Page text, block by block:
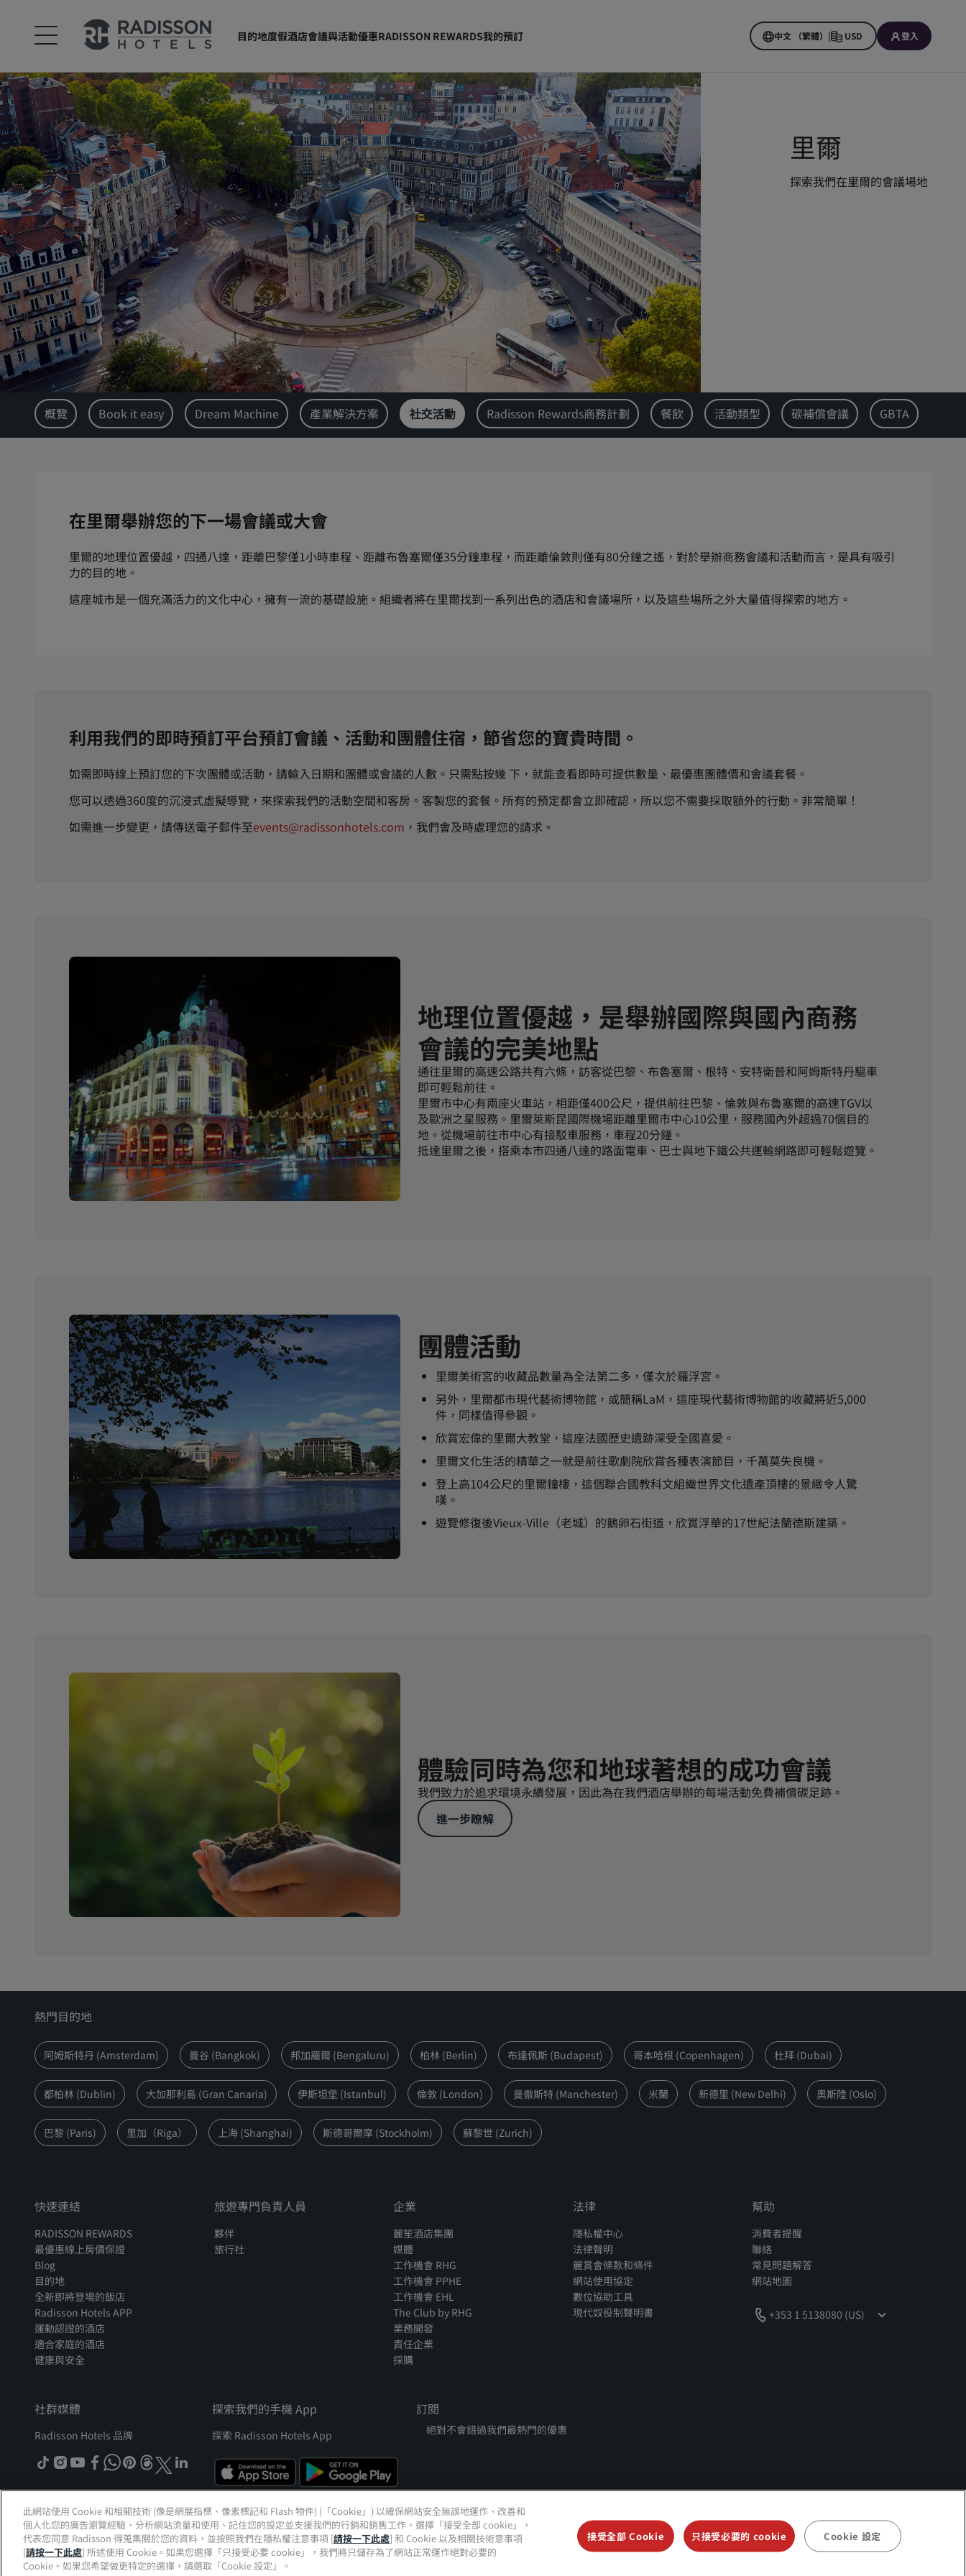
目的地度假酒店會議與活動優惠RADISSON REWARDS我的預訂 中文 （繁體） | USD 登入
里爾
探索我們在里爾的會議場地
概覽 Book it easy Dream Machine 產業解決方案 社交活動 Radisson Rewards商務計劃 餐飲 活動類型 碳補償會議 GBTA
在里爾舉辦您的下一場會議或大會
里爾的地理位置優越，四通八達，距離巴黎僅1小時車程、距離布魯塞爾僅35分鐘車程，而距離倫敦則僅有80分鐘之遙，對於舉辦商務會議和活動而言，是具有吸引
力的目的地。
這座城市是一個充滿活力的文化中心，擁有一流的基礎設施。組織者將在里爾找到一系列出色的酒店和會議場所，以及這些場所之外大量值得探索的地方。
利用我們的即時預訂平台預訂會議、活動和團體住宿，節省您的寶貴時間。
如需即時線上預訂您的下次團體或活動，請輸入日期和團體或會議的人數。只需點按幾 下，就能查看即時可提供數量、最優惠團體價和會議套餐。
您可以透過360度的沉浸式虛擬導覽，來探索我們的活動空間和客房。客製您的套餐。所有的預定都會立即確認，所以您不需要採取額外的行動。非常簡單！
如需進一步變更，請傳送電子郵件至events@radissonhotels.com ，我們會及時處理您的請求。
地理位置優越，是舉辦國際與國內商務
會議的完美地點
通往里爾的高速公路共有六條，訪客從巴黎、布魯塞爾、根特、安特衛普和阿姆斯特丹驅車
即可輕鬆前往。
里爾市中心有兩座火車站，相距僅400公尺，提供前往巴黎、倫敦與布魯塞爾的高速TGV以
及歐洲之星服務。里爾萊斯昆國際機場距離里爾市中心10公里，服務國內外超過70個目的
地。從機場前往市中心有接駁車服務，車程20分鐘。
抵達里爾之後，搭乘本市四通八達的路面電車、巴士與地下鐵公共運輸網路即可輕鬆遊覽。
團體活動
里爾美術宮的收藏品數量為全法第二多，僅次於羅浮宮。
另外，里爾都市現代藝術博物館，或簡稱LaM，這座現代藝術博物館的收藏將近5,000
件，同樣值得參觀。
欣賞宏偉的里爾大教堂，這座法國歷史遺跡深受全國喜愛。
里爾文化生活的精華之一就是前往歌劇院欣賞各種表演節目，千萬莫失良機。
登上高104公尺的里爾鐘樓，這個聯合國教科文組織世界文化遺產頂樓的景緻令人驚
嘆。
遊覽修復後Vieux-Ville（老城）的鵝卵石街道，欣賞浮華的17世紀法蘭德斯建築。
體驗同時為您和地球著想的成功會議
我們致力於追求環境永續發展，因此為在我們酒店舉辦的每場活動免費補償碳足跡。
進一步瞭解
熱門目的地
阿姆斯特丹 (Amsterdam) 曼谷 (Bangkok) 邦加羅爾 (Bengaluru) 柏林 (Berlin) 布達佩斯 (Budapest) 哥本哈根 (Copenhagen) 杜拜 (Dubai)
都柏林 (Dublin) 大加那利島 (Gran Canaria) 伊斯坦堡 (Istanbul) 倫敦 (London) 曼徹斯特 (Manchester) 米蘭 新德里 (New Delhi) 奧斯陸 (Oslo)
巴黎 (Paris) 里加（Riga） 上海 (Shanghai) 斯德哥爾摩 (Stockholm) 蘇黎世 (Zurich)
快速連結
RADISSON REWARDS
最優惠線上房價保證
Blog
目的地
全新即將登場的飯店
Radisson Hotels APP
運動認證的酒店
適合家庭的酒店
健康與安全
旅遊專門負責人員
夥伴
旅行社
企業
麗笙酒店集團
媒體
工作機會 RHG
工作機會 PPHE
工作機會 EHL
The Club by RHG
業務開發
責任企業
採購
法律
隱私權中心
法律聲明
麗賞會條款和條件
網站使用協定
數位協助工具
現代奴役制聲明書
幫助
消費者提醒
聯絡
常見問題解答
網站地圖
+353 1 5138080 (US)
社群媒體
Radisson Hotels 品牌
tiktokinstagram
youtube
facebook
whatsapp
pinterest
threads
twitterlinkedin
探索我們的手機 App
探索 Radisson Hotels App
訂閱
絕對不會錯過我們最熱門的優惠
© 2026 Radisson Hotel Group版權所有。RHG Radisson Hotel Group、Radisson、Radisson RED、Radisson Blu、Radisson Collection、Radisson Individuals、Park Plaza、Park Inn、Country Inn & Suites、Prize by
Radisson、麗賞會以及 Radisson Meetings 皆為 Radisson Hotel Group 的商標。
此網站使用 Cookie 和相關技術 (像是網展指標、像素標記和 Flash 物件) (「Cookie」) 以確保網站安全無誤地運作、改善和
個人化您的廣告瀏覽經驗、分析網站流量和使用、記住您的設定並支援我們的行銷和銷售工作。選擇「接受全部 cookie」，
代表您同意 Radisson 得蒐集關於您的資料，並按照我們在隱私權注意事項 [請按一下此處] 和 Cookie 以及相關技術意事項
[請按一下此處] 所述使用 Cookie。如果您選擇「只接受必要 cookie」，我們將只儲存為了網站正常運作絕對必要的
Cookie。如果您希望做更特定的選擇，請選取「Cookie 設定」。
接受全部 Cookie 只接受必要的 cookie Cookie 設定